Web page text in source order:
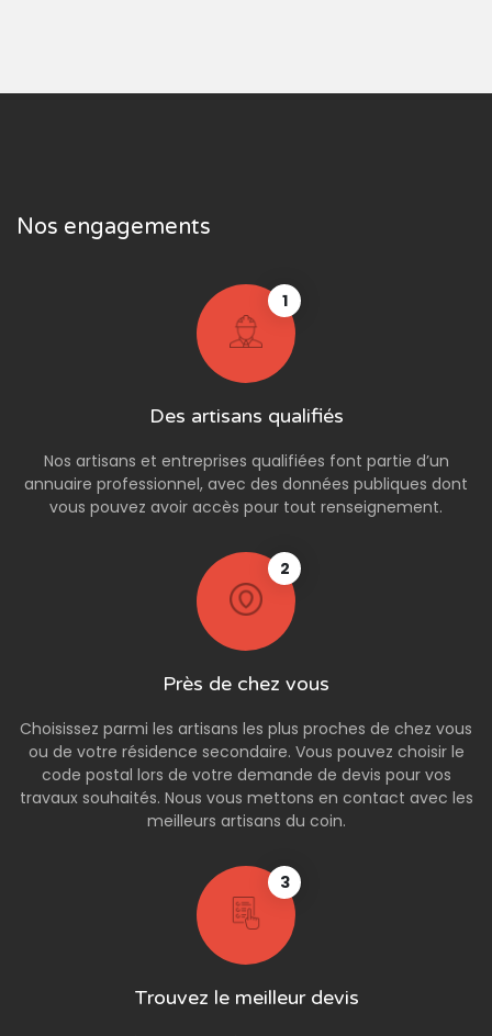
Nos engagements
1
Des artisans qualifiés
Nos artisans et entreprises qualifiées font partie d’un
annuaire professionnel, avec des données publiques dont
vous pouvez avoir accès pour tout renseignement.
2
Près de chez vous
Choisissez parmi les artisans les plus proches de chez vous
ou de votre résidence secondaire. Vous pouvez choisir le
code postal lors de votre demande de devis pour vos
travaux souhaités. Nous vous mettons en contact avec les
meilleurs artisans du coin.
3
Trouvez le meilleur devis